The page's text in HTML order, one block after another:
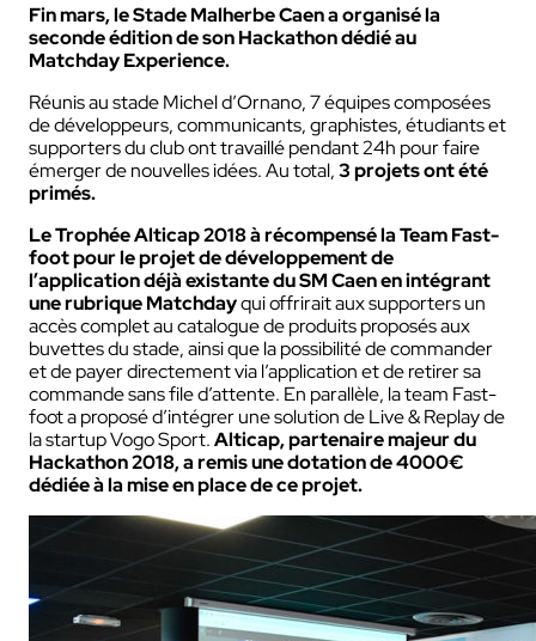
Fin mars, le Stade Malherbe Caen a organisé la
seconde édition de son Hackathon dédié au
Matchday Experience.
Réunis au stade Michel d’Ornano, 7 équipes composées
de développeurs, communicants, graphistes, étudiants et
supporters du club ont travaillé pendant 24h pour faire
émerger de nouvelles idées. Au total,3 projets ont été
primés.
Le Trophée Alticap 2018 à récompensé la Team Fast-
foot pour le projet de développement de
l’application déjà existante du SM Caen en intégrant
une rubrique Matchdayqui offrirait aux supporters un
accès complet au catalogue de produits proposés aux
buvettes du stade, ainsi que la possibilité de commander
et de payer directement via l’application et de retirer sa
commande sans file d’attente. En parallèle, la team Fast-
foot a proposé d’intégrer une solution de Live & Replay de
la startup Vogo Sport.Alticap, partenaire majeur du
Hackathon 2018, a remis une dotation de 4000€
dédiée à la mise en place de ce projet.